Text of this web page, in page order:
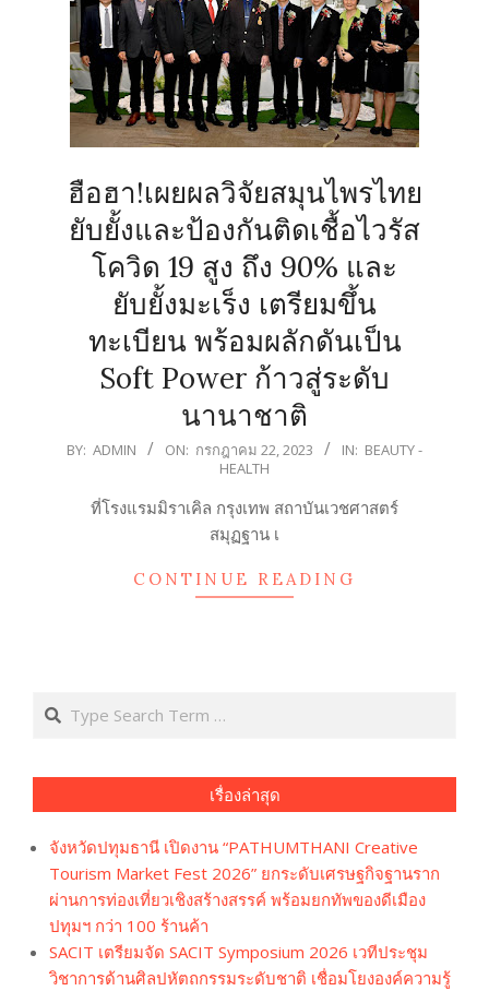
ฮือฮา!เผยผลวิจัยสมุนไพรไทย
ยับยั้งและป้องกันติดเชื้อไวรัส
โควิด 19 สูง ถึง 90% และ
ยับยั้งมะเร็ง เตรียมขึ้น
ทะเบียน พร้อมผลักดันเป็น
Soft Power ก้าวสู่ระดับ
นานาชาติ
2023-
BY: ADMIN ON: กรกฎาคม 22, 2023 IN: BEAUTY -
HEALTH
ที่โรงแรมมิราเคิล กรุงเทพ สถาบันเวชศาสตร์
สมุฏฐาน เ
CONTINUE READING
Search
เรื่องล่าสุด
จังหวัดปทุมธานี เปิดงาน “PATHUMTHANI Creative
Tourism Market Fest 2026” ยกระดับเศรษฐกิจฐานราก
ผ่านการท่องเที่ยวเชิงสร้างสรรค์ พร้อมยกทัพของดีเมือง
ปทุมฯ กว่า 100 ร้านค้า
SACIT เตรียมจัด SACIT Symposium 2026 เวทีประชุม
วิชาการด้านศิลปหัตถกรรมระดับชาติ เชื่อมโยงองค์ความรู้